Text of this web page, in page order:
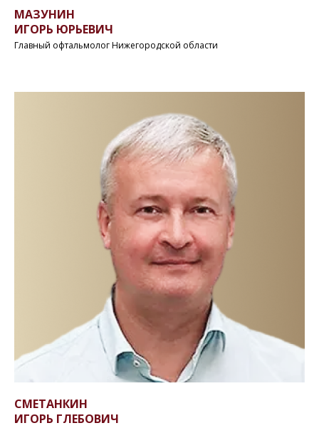
МАЗУНИН
ИГОРЬ ЮРЬЕВИЧ
Главный офтальмолог Нижегородской области
СМЕТАНКИН
ИГОРЬ ГЛЕБОВИЧ